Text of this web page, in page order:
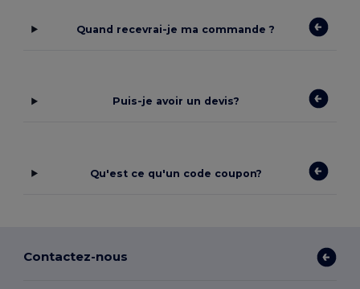
Quand recevrai-je ma commande ?
Puis-je avoir un devis?
Qu'est ce qu'un code coupon?
Contactez-nous